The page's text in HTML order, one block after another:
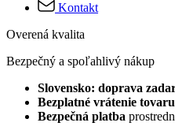
Kontakt
Overená kvalita
Bezpečný a spoľahlivý nákup
Slovensko: doprava
Bezplatné vrátenie tovaru
Bezpečná platba